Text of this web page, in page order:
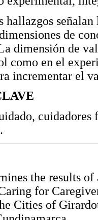
hallazgos
de
dimensión de
como en el
incrementar el
cuidadores
the results
for
Cities of